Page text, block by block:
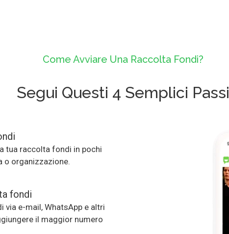
Come Avviare Una Raccolta Fondi?
Segui Questi 4 Semplici Passi
tua raccolta fondi in pochi
o organizzazione.
fondi
via e-mail, WhatsApp e altri
il maggior numero